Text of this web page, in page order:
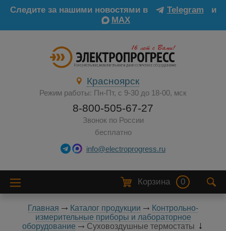
Следите за нашими новостями в Telegram
и
MAX
Красноярск
Режим работы: Пн-Пт, с 9-30 до 18-00, мск
8-800-505-67-27
Звонок по России
бесплатно
info@electroprogress.ru
Корзина 0
Главная Каталог продукции
Контрольно-
измерительные приборы и лабораторное
оборудование
Суховоздушные термостаты